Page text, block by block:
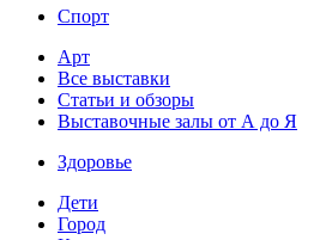
Спорт
Арт
Все выставки
Статьи и обзоры
Выставочные залы от А до Я
Здоровье
Дети
Город